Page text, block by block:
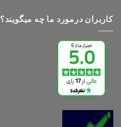
کاربران درمورد ما چه میگویند؟